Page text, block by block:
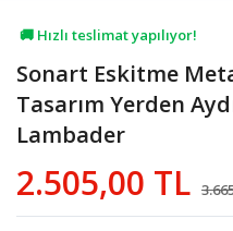
🚚 Hızlı teslimat yapılıyor!
💖 20,1B kişi favoriledi!
💸 Sepette 100 TL indirim!
Sonart Eskitme
Tasarım Yerden
Lambader
2.505,00 TL